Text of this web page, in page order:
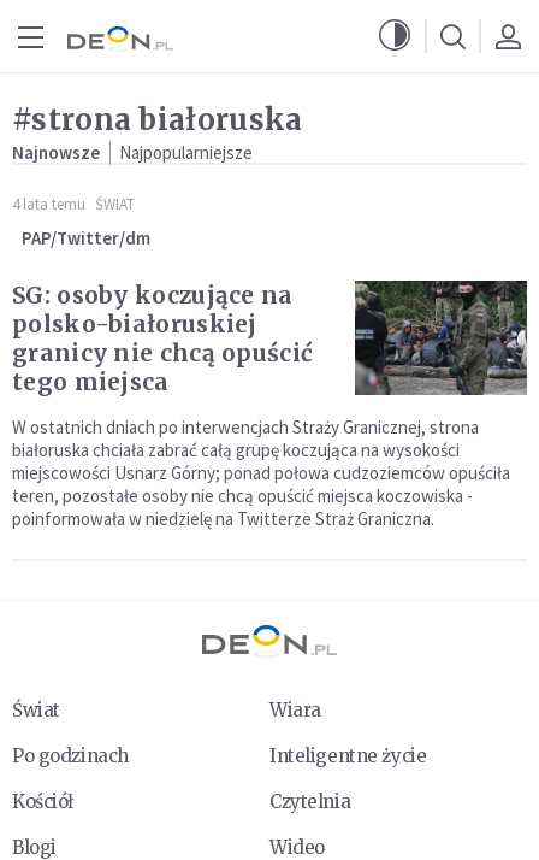
#strona białoruska
Najnowsze Najpopularniejsze
4 lata temu ŚWIAT
PAP/Twitter/dm
SG: osoby koczujące na
polsko-białoruskiej
granicy nie chcą opuścić
tego miejsca
W ostatnich dniach po interwencjach Straży Granicznej, strona
białoruska chciała zabrać całą grupę koczująca na wysokości
miejscowości Usnarz Górny; ponad połowa cudzoziemców opuściła
teren, pozostałe osoby nie chcą opuścić miejsca koczowiska -
poinformowała w niedzielę na Twitterze Straż Graniczna.
Świat
Wiara
Po godzinach
Inteligentne życie
Kościół
Czytelnia
Blogi
Wideo